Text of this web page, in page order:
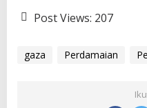
Post Views: 207
gaza Perdamaian